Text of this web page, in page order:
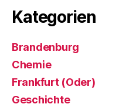
Kategorien
Brandenburg
Chemie
Frankfurt (Oder)
Geschichte